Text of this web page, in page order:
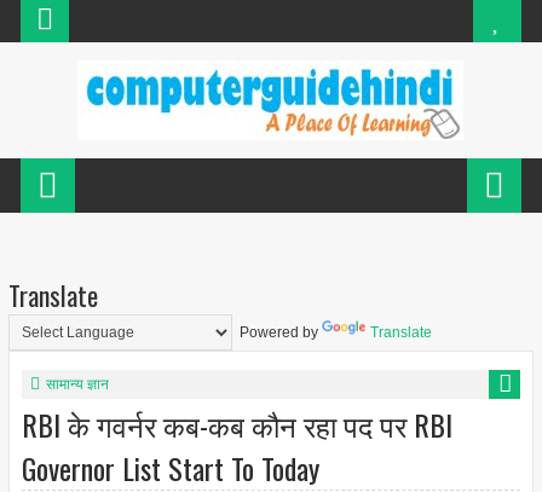
Translate
Powered by Translate
सामान्य ज्ञान
RBI के गवर्नर कब-कब कौन रहा पद पर RBI
Governor List Start To Today